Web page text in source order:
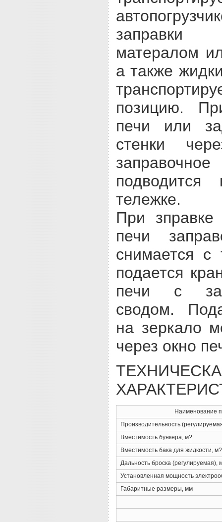
матералом
а также
позицию.
печи или
стенки
тележке.
При
печи
снимается с
подается
печи с
сводом.
на зеркало
через окно
Наименование
Производительность
Вместимость бункера, м?
Вместимость бака для жидкости, м?
Дальность броска (регулируемая),
Установленная мощность
Габаритные размеры, мм